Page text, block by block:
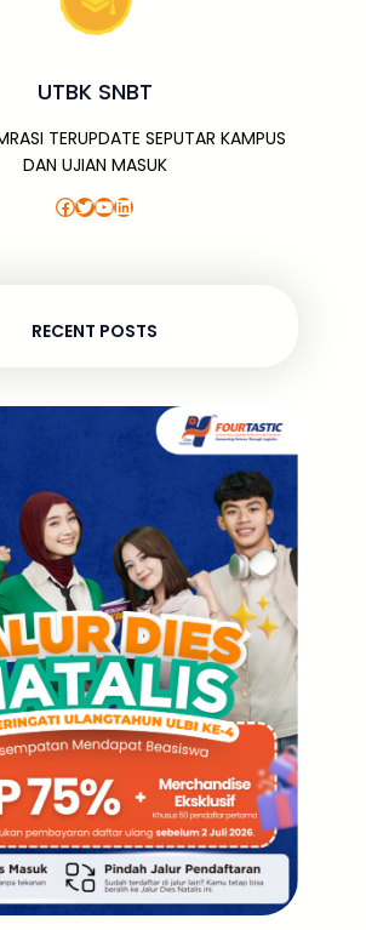
UTBK SNBT
TERUPDATE SEPUTAR KAMPUS
DAN UJIAN MASUK
Facebook Twitter YouTube LinkedIn
RECENT POSTS